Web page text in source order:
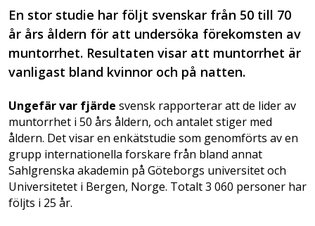
En stor studie har följt svenskar från 50 till 70
år års åldern för att undersöka förekomsten av
muntorrhet. Resultaten visar att muntorrhet är
vanligast bland kvinnor och på natten.
Ungefär var fjärde svensk rapporterar att de lider av
muntorrhet i 50 års åldern, och antalet stiger med
åldern. Det visar en enkätstudie som genomförts av en
grupp internationella forskare från bland annat
Sahlgrenska akademin på Göteborgs universitet och
Universitetet i Bergen, Norge. Totalt 3 060 personer har
följts i 25 år.